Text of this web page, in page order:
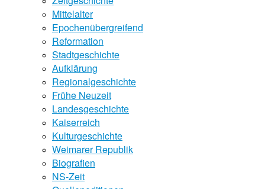
Mittelalter
Epochenübergreifend
Reformation
Stadtgeschichte
Aufklärung
Regionalgeschichte
Frühe Neuzeit
Landesgeschichte
Kaiserreich
Kulturgeschichte
Weimarer Republik
Biografien
NS-Zeit